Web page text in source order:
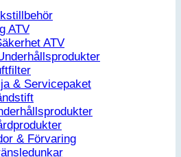
ATV
ATV
& Servicepaket
& Förvaring